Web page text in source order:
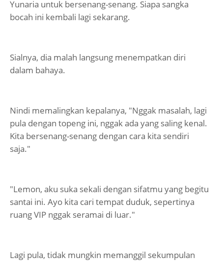
Yunaria untuk bersenang-senang. Siapa sangka
bocah ini kembali lagi sekarang.
Sialnya, dia malah langsung menempatkan diri
dalam bahaya.
Nindi memalingkan kepalanya, "Nggak masalah, lagi
pula dengan topeng ini, nggak ada yang saling kenal.
Kita bersenang-senang dengan cara kita sendiri
saja."
"Lemon, aku suka sekali dengan sifatmu yang begitu
santai ini. Ayo kita cari tempat duduk, sepertinya
ruang VIP nggak seramai di luar."
Lagi pula, tidak mungkin memanggil sekumpulan